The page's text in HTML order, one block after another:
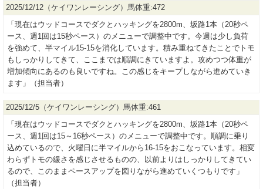
2025/12/12（ケイワンレーシング）馬体重:472
「現在はウッドコースでダクとハッキングを2800m、坂路1本（20秒ペ
ース、週1回は15秒ペース）のメニューで調整中です。今週は少し負荷
を強めて、半マイル15-15を消化しています。積み重ねてきたことでトモ
もしっかりしてきて、ここまでは順調にきていますよ。攻めつつ体重が
増加傾向にあるのも良いですね。この感じをキープしながら進めていき
ます」（担当者）
2025/12/5（ケイワンレーシング）馬体重:461
「現在はウッドコースでダクとハッキングを2800m、坂路1本（20秒ペ
ース、週1回は15～16秒ペース）のメニューで調整中です。順調に乗り
込めているので、火曜日に半マイルから16-15をおこなっています。相変
わらずトモの緩さを感じさせるものの、以前よりはしっかりしてきてい
るので、このままペースアップを図りながら進めていくつもりです」
（担当者）